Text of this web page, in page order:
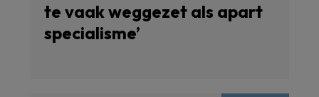
te vaak weggezet als apart
specialisme’